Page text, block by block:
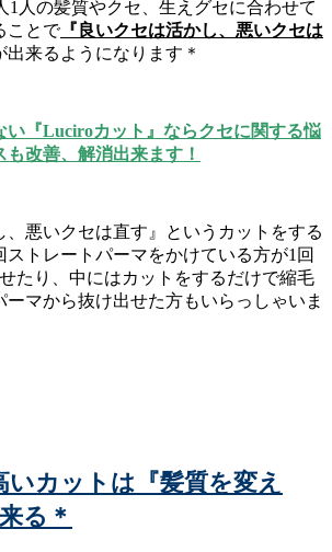
1人の髪質やクセ、生えグセに合わせて
ことで『良いクセは活かし、悪いクセは
出来るようになります＊
い『Luciroカット』ならクセに関する悩
改善、解消出来ます！
、悪いクセは直す』というカットをする
ストレートパーマをかけている方が1回
たり、中にはカットをするだけで縮毛
マから抜け出せた方もいらっしゃいま
いカットは『髪質を変え
る＊